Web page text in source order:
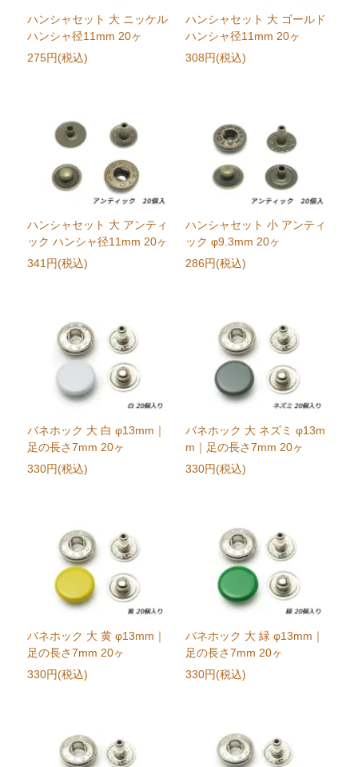
ハンシャセット 大 ニッケル
ハンシャ径11mm 20ヶ
275円(税込)
ハンシャセット 大 ゴールド
ハンシャ径11mm 20ヶ
308円(税込)
ハンシャセット 大 アンティ
ック ハンシャ径11mm 20ヶ
341円(税込)
ハンシャセット 小 アンティ
ック φ9.3mm 20ヶ
286円(税込)
バネホック 大 白 φ13mm｜
足の長さ7mm 20ヶ
330円(税込)
バネホック 大 ネズミ φ13m
m｜足の長さ7mm 20ヶ
330円(税込)
バネホック 大 黄 φ13mm｜
足の長さ7mm 20ヶ
330円(税込)
バネホック 大 緑 φ13mm｜
足の長さ7mm 20ヶ
330円(税込)